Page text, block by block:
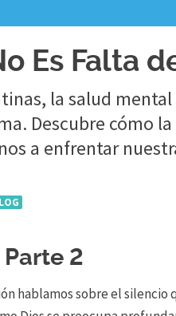
Es Falta
la salud
Descubre cómo
a enfrentar
2
hablamos sobre el